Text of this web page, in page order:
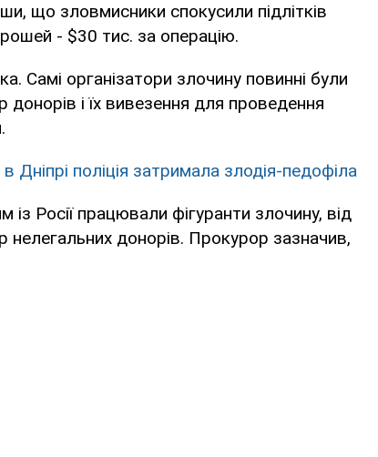
що зловмисники спокусили підлітків
- $30 тис. за операцію.
Самі організатори злочину повинні були
і їх вивезення для проведення
Дніпрі поліція затримала злодія-педофіла
Росії працювали фігуранти злочину, від
нелегальних донорів. Прокурор зазначив,